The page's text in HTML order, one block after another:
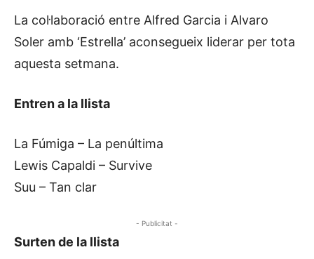
La col·laboració entre Alfred Garcia i Alvaro
Soler amb ‘Estrella’ aconsegueix liderar per tota
aquesta setmana.
Entren a la llista
La Fúmiga – La penúltima
Lewis Capaldi – Survive
Suu – Tan clar
- Publicitat -
Surten de la llista